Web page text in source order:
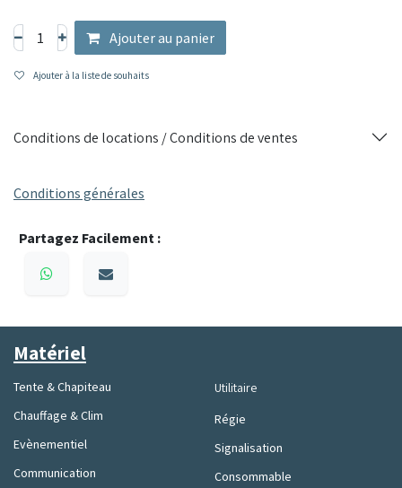
Cet éclairage néon est parfait pour les entrepôts, chantiers
ou tout espace nécessitant un éclairage fiable et résistant
aux conditions difficiles.
Ajouter au panier
Ajouter à la liste de souhaits
Conditions de locations / Conditions de ventes
Conditions générales
Partagez Facilement :
Utilitaire
Régie
Signalisation
Consommable
Matériel
Tente & Chapiteau
Chauffage & Clim
Evènementiel
Communication